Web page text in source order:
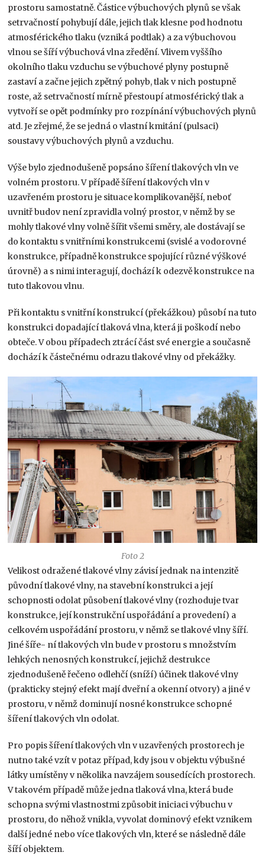
prostoru samostatně. Částice výbuchových plynů se však
setrvačností pohybují dále, jejich tlak klesne pod hodnotu
atmosférického tlaku (vzniká podtlak) a za výbuchovou
vlnou se šíří výbuchová vlna zředění. Vlivem vyššího
okolního tlaku vzduchu se výbuchové plyny postupně
zastaví a začne jejich zpětný pohyb, tlak v nich postupně
roste, až setrvačností mírně přestoupí atmosférický tlak a
vytvoří se opět podmínky pro rozpínání výbuchových plynů
atd. Je zřejmé, že se jedná o vlastní kmitání (pulsaci)
soustavy výbuchových plynů a vzduchu.
Výše bylo zjednodušeně popsáno šíření tlakových vln ve
volném prostoru. V případě šíření tlakových vln v
uzavřeném prostoru je situace komplikovanější, neboť
uvnitř budov není zpravidla volný prostor, v němž by se
mohly tlakové vlny volně šířit všemi směry, ale dostávají se
do kontaktu s vnitřními konstrukcemi (svislé a vodorovné
konstrukce, případně konstrukce spojující různé výškové
úrovně) a s nimi interagují, dochází k odezvě konstrukce na
tuto tlakovou vlnu.
Při kontaktu s vnitřní konstrukcí (překážkou) působí na tuto
konstrukci dopadající tlaková vlna, která ji poškodí nebo
obteče. V obou případech ztrácí část své energie a současně
dochází k částečnému odrazu tlakové vlny od překážky.
Foto 2
Velikost odražené tlakové vlny závisí jednak na intenzitě
původní tlakové vlny, na stavební konstrukci a její
schopnosti odolat působení tlakové vlny (rozhoduje tvar
konstrukce, její konstrukční uspořádání a provedení) a
celkovém uspořádání prostoru, v němž se tlakové vlny šíří.
Jiné šíře- ní tlakových vln bude v prostoru s množstvím
lehkých nenosných konstrukcí, jejichž destrukce
zjednodušeně řečeno odlehčí (sníží) účinek tlakové vlny
(prakticky stejný efekt mají dveřní a okenní otvory) a jiné v
prostoru, v němž dominují nosné konstrukce schopné
šíření tlakových vln odolat.
Pro popis šíření tlakových vln v uzavřených prostorech je
nutno také vzít v potaz případ, kdy jsou v objektu výbušné
látky umístěny v několika navzájem sousedících prostorech.
V takovém případě může jedna tlaková vlna, která bude
schopna svými vlastnostmi způsobit iniciaci výbuchu v
prostoru, do něhož vnikla, vyvolat dominový efekt vznikem
další jedné nebo více tlakových vln, které se následně dále
šíří objektem.